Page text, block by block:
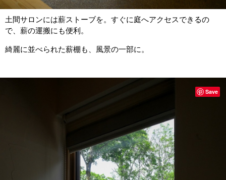
土間サロンには薪ストーブを。すぐに庭へアクセスできるの
で、薪の運搬にも便利。
綺麗に並べられた薪棚も、風景の一部に。
Save